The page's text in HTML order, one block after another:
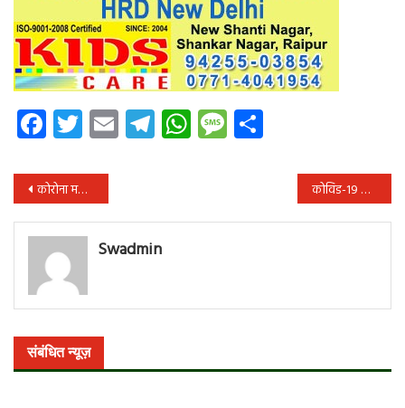
Facebook
Twitter
EmailTelegram
WhatsApp
Message
पोस्ट
नेविगेशन
कोरोना महामारी संकट काल में भी भाजपा ओछी राजनीति करने से बाज नही आ रही-धनंजय कोविड-19 से निपटने के लिए समाधान ढूंढने में विज्ञान एवं प्रौद्योगिकी का उपयोग
Swadmin
संबंधित न्यूज़